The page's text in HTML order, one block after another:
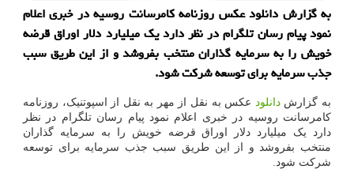
به گزارش دانلود عکس روزنامه کامرسانت روسیه در خبری اعلام
نمود پیام رسان تلگرام در نظر دارد یک میلیارد دلار اوراق قرضه
خویش را به سرمایه گذاران منتخب بفروشد و از این طریق سبب
جذب سرمایه برای توسعه شرکت شود.
به گزارشدانلود عکس به نقل از مهر به نقل از اسپوتنیک، روزنامه
کامرسانت روسیه در خبری اعلام نمود پیام رسان تلگرام در نظر
دارد یک میلیارد دلار اوراق قرضه خویش را به سرمایه گذاران
منتخب بفروشد و از این طریق سبب جذب سرمایه برای توسعه
شرکت شود.